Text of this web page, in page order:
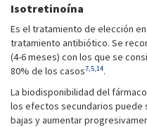
Isotretinoína
Es el tratamiento de elección
tratamiento antibiótico. Se
(4-6 meses) con los que se
80% de los casos7,5,14.
La biodisponibilidad del
los efectos secundarios puede
bajas y aumentar